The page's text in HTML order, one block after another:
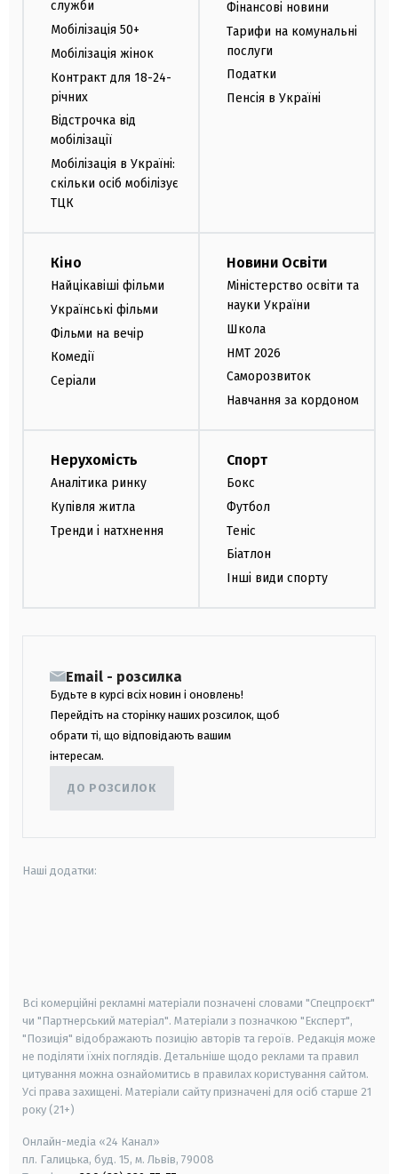
служби
Мобілізація 50+
Мобілізація жінок
Контракт для 18-24-
річних
Відстрочка від
мобілізації
Мобілізація в Україні:
скільки осіб мобілізує
ТЦК
Фінансові новини
Тарифи на комунальні
послуги
Податки
Пенсія в Україні
Кіно
Найцікавіші фільми
Українські фільми
Фільми на вечір
Комедії
Серіали
Новини Освіти
Міністерство освіти та
науки України
Школа
НМТ 2026
Саморозвиток
Навчання за кордоном
Нерухомість
Аналітика ринку
Купівля житла
Тренди і натхнення
Спорт
Бокс
Футбол
Теніс
Біатлон
Інші види спорту
Email - розсилка
Будьте в курсі всіх новин і оновлень!
Перейдіть на сторінку наших розсилок, щоб
обрати ті, що відповідають вашим
інтересам.
ДО РОЗСИЛОК
Наші додатки:
Всі комерційні рекламні матеріали позначені словами "Спецпроєкт"
чи "Партнерський матеріал". Матеріали з позначкою "Експерт",
"Позиція" відображають позицію авторів та героїв. Редакція може
не поділяти їхніх поглядів. Детальніше щодо реклами та правил
цитування можна ознайомитись в правилах користування сайтом.
Усі права захищені. Матеріали сайту призначені для осіб старше 21
року (21+)
Онлайн-медіа «24 Канал»
пл. Галицька, буд. 15, м. Львів, 79008